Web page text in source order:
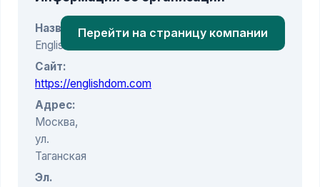
Название:
EnglishDom
Сайт:
https://englishdom.com
Адрес:
Москва,
ул.
Таганская
Эл.
Перейти на страницу компании